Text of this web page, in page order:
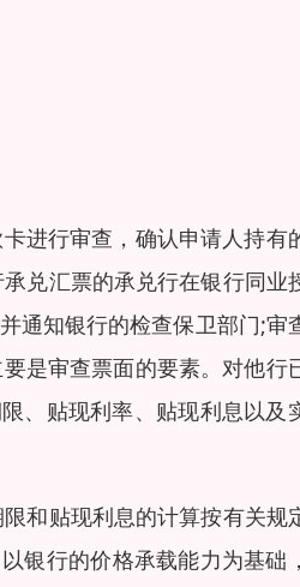
进行审查，确认申请人持有
兑汇票的承兑行在银行同业
通知银行的检查保卫部门;审
是审查票面的要素。对他行
、贴现利率、贴现利息以及
和贴现利息的计算按有关规
银行的价格承载能力为基础